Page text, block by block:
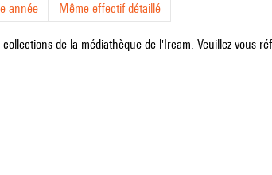
année Même effectif détaillé
de la médiathèque de l'Ircam. Veuillez vous